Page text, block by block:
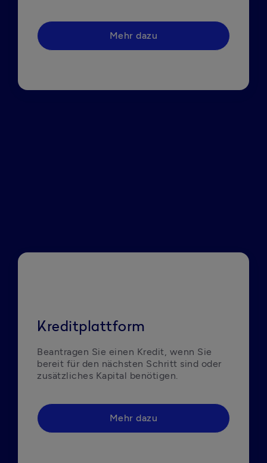
Mehr dazu
Kreditplattform
Beantragen Sie einen Kredit, wenn Sie
bereit für den nächsten Schritt sind oder
zusätzliches Kapital benötigen.
Mehr dazu